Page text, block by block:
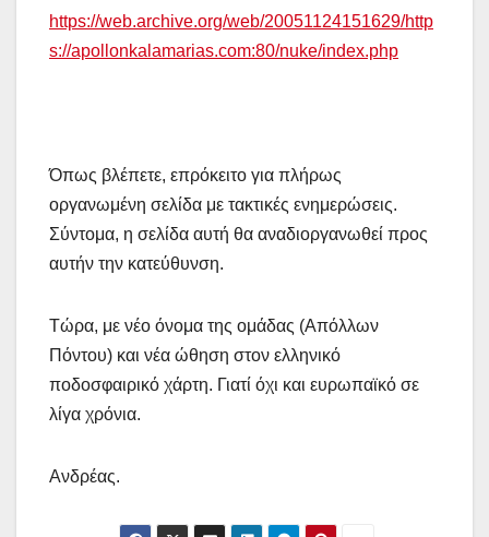
https://web.archive.org/web/20051124151629/http
s://apollonkalamarias.com:80/nuke/index.php
Όπως βλέπετε, επρόκειτο για πλήρως
οργανωμένη σελίδα με τακτικές ενημερώσεις.
Σύντομα, η σελίδα αυτή θα αναδιοργανωθεί προς
αυτήν την κατεύθυνση.
Τώρα, με νέο όνομα της ομάδας (Απόλλων
Πόντου) και νέα ώθηση στον ελληνικό
ποδοσφαιρικό χάρτη. Γιατί όχι και ευρωπαϊκό σε
λίγα χρόνια.
Ανδρέας.